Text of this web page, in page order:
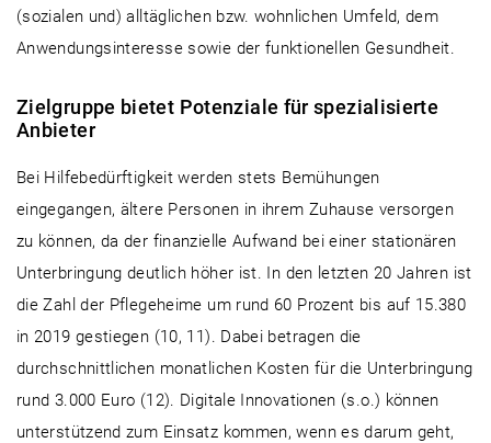
(sozialen und) alltäglichen bzw. wohnlichen Umfeld, dem
Anwendungsinteresse sowie der funktionellen Gesundheit.
Zielgruppe bietet Potenziale für spezialisierte
Anbieter
Bei Hilfebedürftigkeit werden stets Bemühungen
eingegangen, ältere Personen in ihrem Zuhause versorgen
zu können, da der finanzielle Aufwand bei einer stationären
Unterbringung deutlich höher ist. In den letzten 20 Jahren ist
die Zahl der Pflegeheime um rund 60 Prozent bis auf 15.380
in 2019 gestiegen (10, 11). Dabei betragen die
durchschnittlichen monatlichen Kosten für die Unterbringung
rund 3.000 Euro (12). Digitale Innovationen (s.o.) können
unterstützend zum Einsatz kommen, wenn es darum geht,